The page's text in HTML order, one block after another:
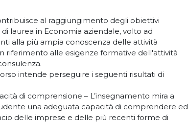
al raggiungimento degli obiettivi
laurea in Economia aziendale, volto ad
alla più ampia conoscenza delle attività
riferimento alle esigenze formative dell'attività
intende perseguire i seguenti risultati di
di comprensione – L’insegnamento mira a
una adeguata capacità di comprendere ed
delle imprese e delle più recenti forme di